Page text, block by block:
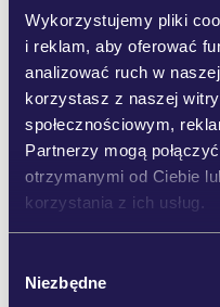
Wykorzystujemy pliki
i reklam, aby oferować
analizować ruch w
korzystasz z naszej
społecznościowym,
Partnerzy mogą
otrzymanymi od Ciebie
korzystania z ich usług.
Niezbędne
Prawo o odnowie
poddane pod
musimy pokonać
parlamentarzyści są
wygrać to
więcej
sposób: każdy poseł
usłyszeć stanowczy
podejmują.